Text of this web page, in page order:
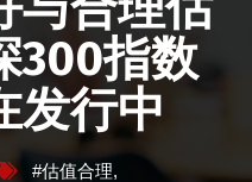
300指数
发行中
#估值合理,